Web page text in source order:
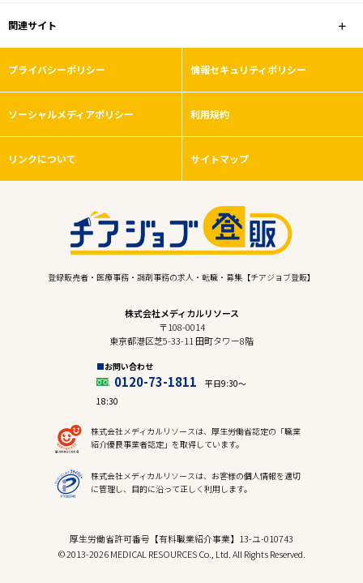
関連サイト
プライバシーポリシー 情報セキュリティポリシー
ソーシャルメディアポリシー 利用規約
リンクについて サイトマップ
登録販売者・医療事務・調剤事務の求人・転職・募集【チアジョブ登販】
株式会社メディカルリソース
〒108-0014
東京都港区芝5-33-11 田町タワー8階
お問い合わせ
0120-73-1811
平日9:30〜
18:30
株式会社メディカルリソースは、厚生労働省認定の「職業
紹介優良事業者認定」を取得しています。
株式会社メディカルリソースは、お客様の個人情報を適切
に管理し、目的に沿って正しく利用します。
厚生労働省許可番号【有料職業紹介事業】13-ユ-010743
© 2013-2026 MEDICAL RESOURCES Co., Ltd. All Rights Reserved.